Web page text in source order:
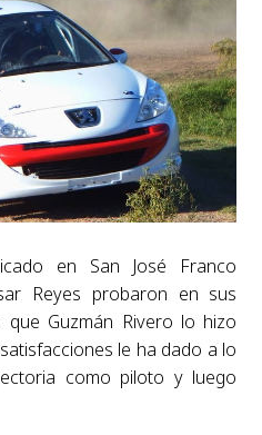
en San José Franco
Reyes probaron en sus
que Guzmán Rivero lo hizo
le ha dado a lo
como piloto y luego